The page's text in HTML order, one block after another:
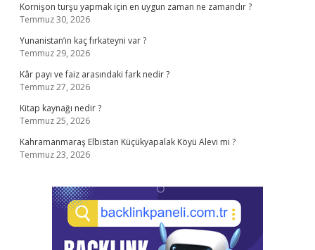
Kornişon turşu yapmak için en uygun zaman ne zamandır ?
Temmuz 30, 2026
Yunanistan’ın kaç fırkateyni var ?
Temmuz 29, 2026
Kâr payı ve faiz arasındaki fark nedir ?
Temmuz 27, 2026
Kitap kaynağı nedir ?
Temmuz 25, 2026
Kahramanmaraş Elbistan Küçükyapalak Köyü Alevi mi ?
Temmuz 23, 2026